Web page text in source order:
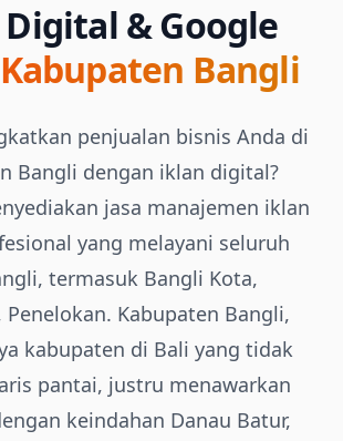
& Google
Kabupaten Bangli
penjualan bisnis Anda di
Bangli dengan iklan digital?
jasa manajemen iklan
yang melayani seluruh
termasuk Bangli Kota,
Kabupaten Bangli,
kabupaten di Bali yang tidak
pantai, justru menawarkan
keindahan Danau Batur,